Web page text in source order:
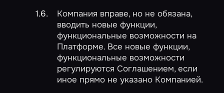
Компания вправе, но не обязана,
вводить новые функции,
функциональные возможности на
Платформе. Все новые функции,
функциональные возможности
регулируются Соглашением, если
иное прямо не указано Компанией.